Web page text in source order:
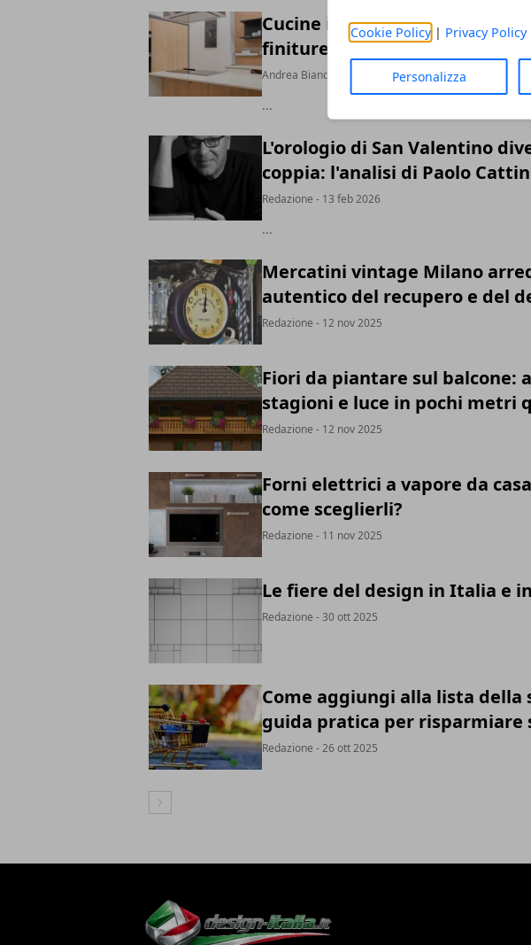
Cookie Policy| Privacy Policy
Personalizza
Cucine in legno moderne: le
finiture consigliate
Andrea Bianchi - 12 giu 2026
...
L'orologio di San Valentino
coppia: l'analisi di Paolo Cattin
Redazione - 13 feb 2026
...
Mercatini vintage Milano
autentico del recupero e del
Redazione - 12 nov 2025
Fiori da piantare sul balcone:
stagioni e luce in pochi metri
Redazione - 12 nov 2025
Forni elettrici a vapore da
come sceglierli?
Redazione - 11 nov 2025
Le fiere del design in Italia e
Redazione - 30 ott 2025
Come aggiungi alla lista della
guida pratica per risparmiare
Redazione - 26 ott 2025
Articolo Successivo